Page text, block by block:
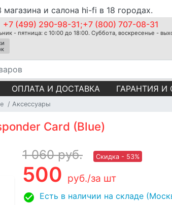
магазина и салона hi-fi в 18 городах.
+7 (499) 290-98-31;+7 (800) 707-08-31
- пятница: с 10:00 до 18:00. Суббота, воскресенье -
ОПЛАТА И ДОСТАВКА ГАРАНТИЯ И
Аксессуары
Card (Blue)
1 060руб. Скидка - 53%
500 руб./за шт
Есть в наличии на складе